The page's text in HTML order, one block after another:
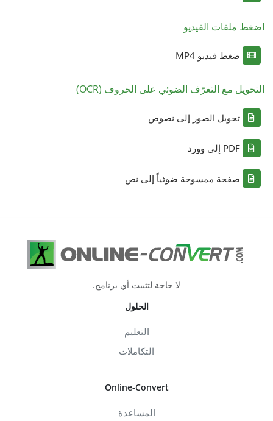
اضغط ملفات الفيديو
ضغط فيديو MP4
التحويل مع التعرّف الضوئي على الحروف (OCR)
تحويل الصور إلى نصوص
PDF إلى وورد
صفحة ممسوحة ضوئياً إلى نص
لا حاجة لتثبيت أي برنامج.
الحلول
التعليم
التكاملات
Online-Convert
المساعدة